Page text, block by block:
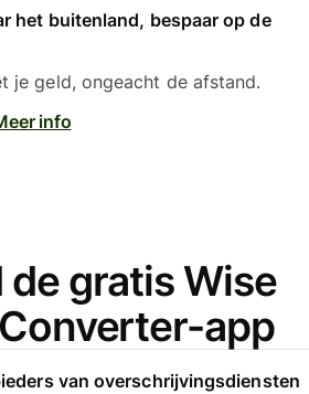
het buitenland, bespaar op de
je geld, ongeacht de afstand.
info
gratis Wise
app
van overschrijvingsdiensten